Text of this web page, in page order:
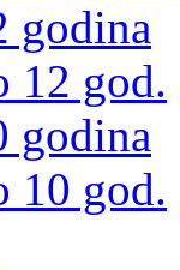
godina
12 god.
godina
10 god.